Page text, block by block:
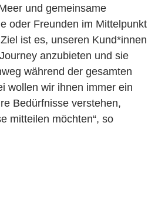
und gemeinsame
oder Freunden im Mittelpunkt
ist es, unseren Kund*innen
anzubieten und sie
während der gesamten
wollen wir ihnen immer ein
Bedürfnisse verstehen,
mitteilen möchten“, so